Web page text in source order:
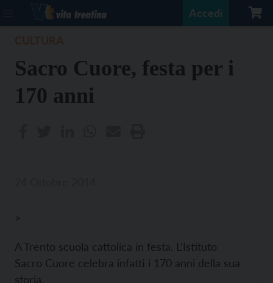
Accedi
Sacro Cuore, festa per i
170 anni
>
A Trento scuola cattolica in festa. L’Istituto
Sacro Cuore celebra infatti i 170 anni della sua
storia.